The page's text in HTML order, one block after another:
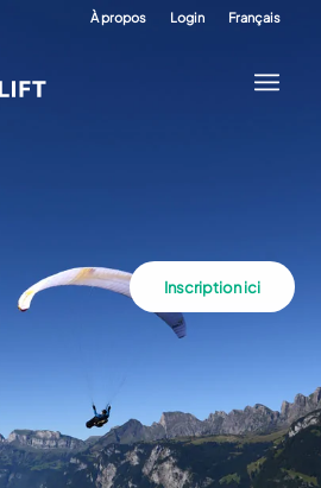
À propos Login Français
Inscription ici